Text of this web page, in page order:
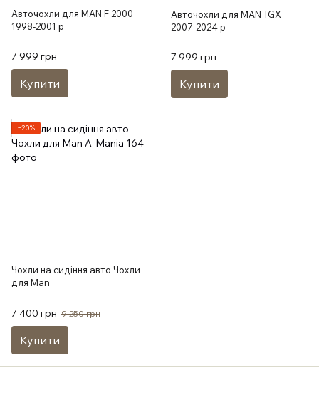
Авточохли для MAN F 2000
1998-2001 р
7 999 грн
Купити
Авточохли для MAN TGX
2007-2024 р
7 999 грн
Купити
−20%
Чохли на сидіння авто Чохли
для Man
7 400 грн 9 250 грн
Купити